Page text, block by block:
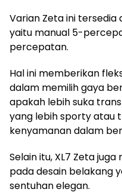
Varian Zeta ini tersedia
yaitu manual 5-
percepatan.
Hal ini memberikan
dalam memilih gaya
apakah lebih suka
yang lebih sporty atau
kenyamanan dalam
Selain itu, XL7 Zeta
pada desain belakang
sentuhan elegan.